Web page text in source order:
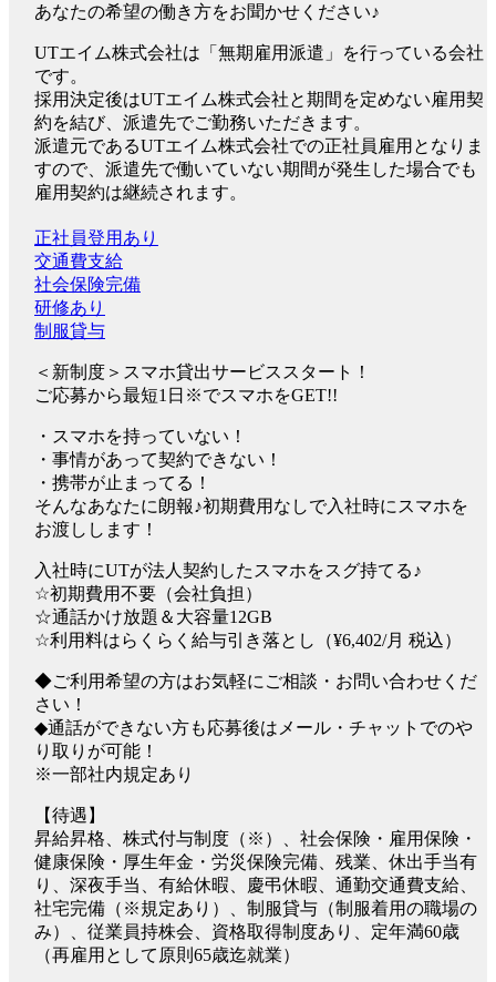
あなたの希望の働き方をお聞かせください♪
UTエイム株式会社は「無期雇用派遣」を行っている会社
です。
採用決定後はUTエイム株式会社と期間を定めない雇用契
約を結び、派遣先でご勤務いただきます。
派遣元であるUTエイム株式会社での正社員雇用となりま
すので、派遣先で働いていない期間が発生した場合でも
雇用契約は継続されます。
正社員登用あり
交通費支給
社会保険完備
研修あり
制服貸与
＜新制度＞スマホ貸出サービススタート！
ご応募から最短1日※でスマホをGET!!
・スマホを持っていない！
・事情があって契約できない！
・携帯が止まってる！
そんなあなたに朗報♪初期費用なしで入社時にスマホを
お渡しします！
入社時にUTが法人契約したスマホをスグ持てる♪
☆初期費用不要（会社負担）
☆通話かけ放題＆大容量12GB
☆利用料はらくらく給与引き落とし（¥6,402/月 税込）
◆ご利用希望の方はお気軽にご相談・お問い合わせくだ
さい！
◆通話ができない方も応募後はメール・チャットでのや
り取りが可能！
※一部社内規定あり
【待遇】
昇給昇格、株式付与制度（※）、社会保険・雇用保険・
健康保険・厚生年金・労災保険完備、残業、休出手当有
り、深夜手当、有給休暇、慶弔休暇、通勤交通費支給、
社宅完備（※規定あり）、制服貸与（制服着用の職場の
み）、従業員持株会、資格取得制度あり、定年満60歳
（再雇用として原則65歳迄就業）